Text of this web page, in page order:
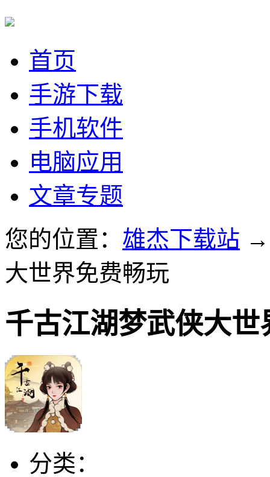
首页
手游下载
手机软件
电脑应用
文章专题
您的位置： 雄杰下载站
大世界免费畅玩
千古江湖梦武侠大世
分类：